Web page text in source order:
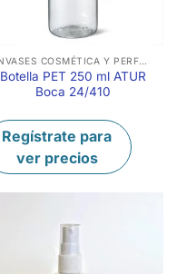
ENVASES COSMÉTICA Y PERFUMERÍA
Botella PET 250 ml ATUR
Boca 24/410
Regístrate para
ver precios